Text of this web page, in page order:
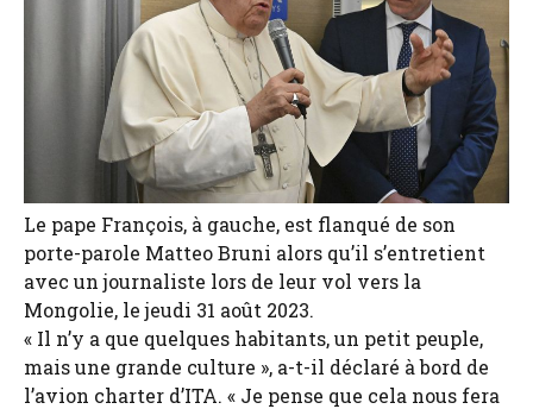
Le pape François, à gauche, est flanqué de son
porte-parole Matteo Bruni alors qu’il s’entretient
avec un journaliste lors de leur vol vers la
Mongolie, le jeudi 31 août 2023.
« Il n’y a que quelques habitants, un petit peuple,
mais une grande culture », a-t-il déclaré à bord de
l’avion charter d’ITA. « Je pense que cela nous fera